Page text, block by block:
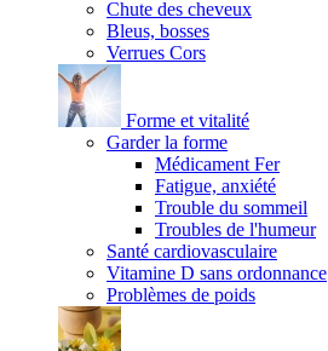
Chute des cheveux
Bleus, bosses
Verrues Cors
Forme et vitalité
Garder la forme
Médicament Fer
Fatigue, anxiété
Trouble du sommeil
Troubles de l'humeur
Santé cardiovasculaire
Vitamine D sans ordonnance
Problèmes de poids